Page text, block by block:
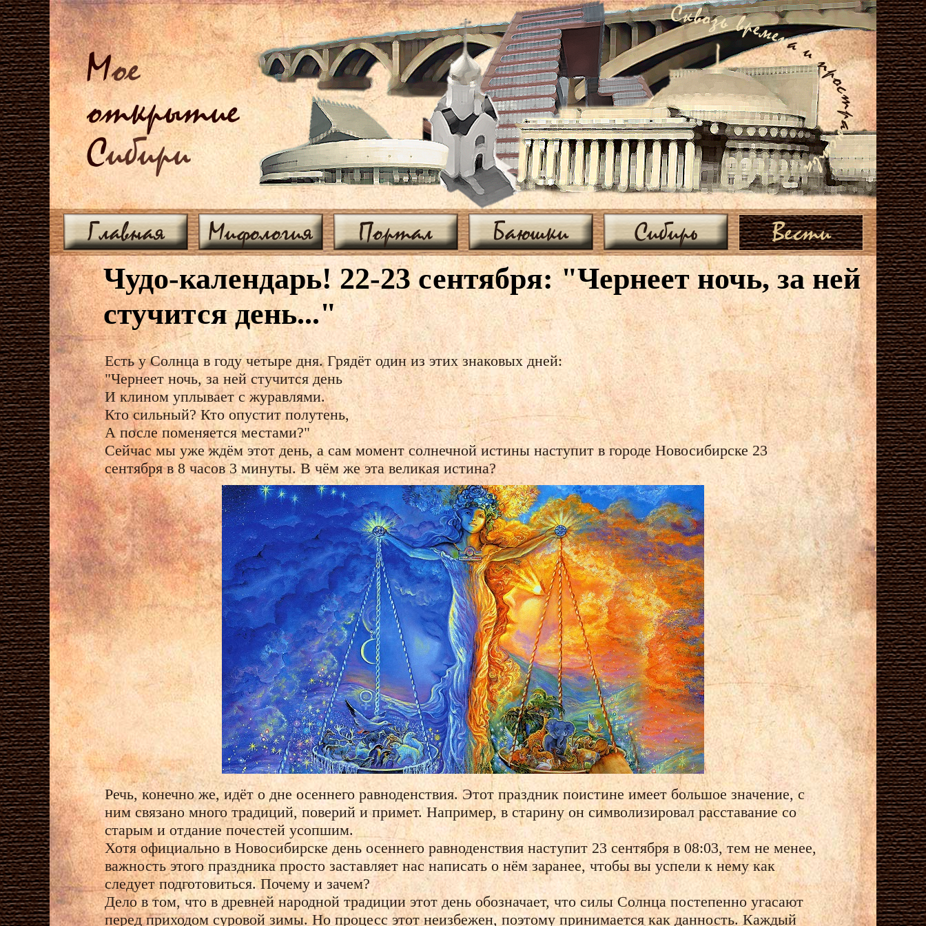
Мое
открытие
Сибири
Главная Мифология Портал Баюшки Сибирь Вести
Чудо-календарь! 22-23 сентября: "Чернеет ночь, за ней
стучится день..."
Есть у Солнца в году четыре дня. Грядёт один из этих знаковых дней:
"Чернеет ночь, за ней стучится день
И клином уплывает с журавлями.
Кто сильный? Кто опустит полутень,
А после поменяется местами?"
Сейчас мы уже ждём этот день, а сам момент солнечной истины наступит в городе Новосибирске 23
сентября в 8 часов 3 минуты. В чём же эта великая истина?
Речь, конечно же, идёт о дне осеннего равноденствия. Этот праздник поистине имеет большое значение, с
ним связано много традиций, поверий и примет. Например, в старину он символизировал расставание со
старым и отдание почестей усопшим.
Хотя официально в Новосибирске день осеннего равноденствия наступит 23 сентября в 08:03, тем не менее,
важность этого праздника просто заставляет нас написать о нём заранее, чтобы вы успели к нему как
следует подготовиться. Почему и зачем?
Дело в том, что в древней народной традиции этот день обозначает, что силы Солнца постепенно угасают
перед приходом суровой зимы. Но процесс этот неизбежен, поэтому принимается как данность. Каждый